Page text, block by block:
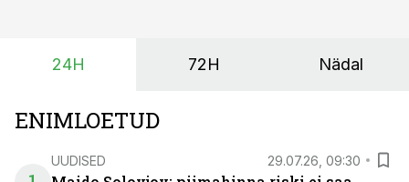
24H 72H Nädal
ENIMLOETUD
UUDISED 29.07.26, 09:30